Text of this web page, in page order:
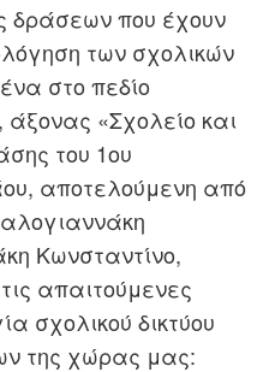
δράσεων που έχουν
των σχολικών
στο πεδίο
άξονας «Σχολείο και
του 1ου
αποτελούμενη από
Κωνσταντίνο,
απαιτούμενες
σχολικού δικτύου
της χώρας μας: